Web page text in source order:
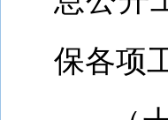
保各项